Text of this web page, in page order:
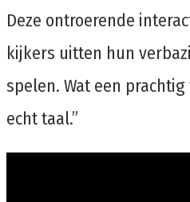
Deze ontroerende
kijkers uitten hun
spelen. Wat een
echt taal.”